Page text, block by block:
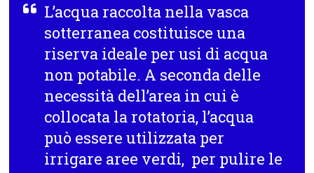
L’acqua raccolta nella vasca
sotterranea costituisce una
riserva ideale per usi di acqua
non potabile. A seconda delle
necessità dell’area in cui è
collocata la rotatoria, l’acqua
può essere utilizzata per
irrigare aree verdi, per pulire le